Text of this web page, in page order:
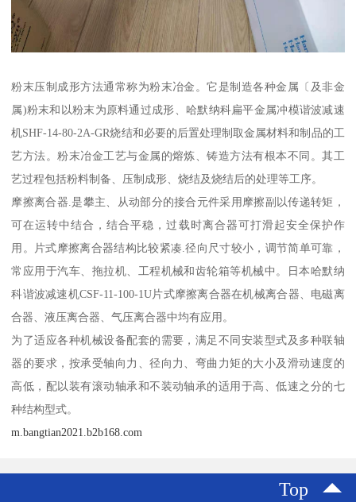
粉末压制成形方法通常称为粉末冶金。它是制造各种金属〔及非金
属)粉末和以粉末为原料通过成形、哈默纳科扁平金属冲模谐波减速
机SHF-14-80-2A-GR烧结和必要的后置处理制取金属材料和制品的工
艺方法。粉末冶金工艺与金属的熔炼、铸造方法有根本不同。其工
艺过程包括粉料制备、压制成形、烧结及烧结后的处理等工序。
摩擦离合器.是攀主、从动部分的接合元件采用摩擦副以传递转矩，
可在运转中结合，结合平稳，过载时离合器可打滑起安全保护作
用。片式摩擦离合器结构比较紧凑.径向尺寸较小，调节简单可靠，
常应用于汽车、拖拉机、工程机械和齿轮箱等机械中。日本哈默纳
科谐波减速机CSF-11-100-1U片式摩擦离合器在机械离合器、电磁离
合器、液压离合器、气压离合器中均有应用。
为了适应各种机械设备配套的需要，满足不同安装型式及多种联轴
器的要求，按承受轴向力、径向力、弯曲力矩的大小及滑动速度的
高低，配以装有滚动轴承和不装动轴承的适用于高、低速之分的七
种结构型式。
m.bangtian2021.b2b168.com
Top